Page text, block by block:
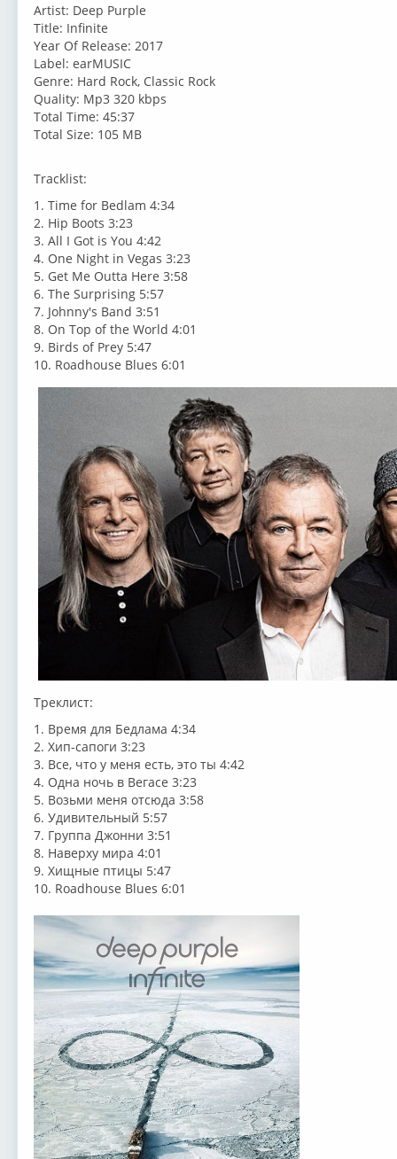
Artist: Deep Purple
Title: Infinite
Year Of Release: 2017
Label: earMUSIC
Genre: Hard Rock, Classic Rock
Quality: Mp3 320 kbps
Total Time: 45:37
Total Size: 105 MB
Tracklist:
1. Time for Bedlam 4:34
2. Hip Boots 3:23
3. All I Got is You 4:42
4. One Night in Vegas 3:23
5. Get Me Outta Here 3:58
6. The Surprising 5:57
7. Johnny's Band 3:51
8. On Top of the World 4:01
9. Birds of Prey 5:47
10. Roadhouse Blues 6:01
Треклист:
1. Время для Бедлама 4:34
2. Хип-сапоги 3:23
3. Все, что у меня есть, это ты 4:42
4. Одна ночь в Вегасе 3:23
5. Возьми меня отсюда 3:58
6. Удивительный 5:57
7. Группа Джонни 3:51
8. Наверху мира 4:01
9. Хищные птицы 5:47
10. Roadhouse Blues 6:01